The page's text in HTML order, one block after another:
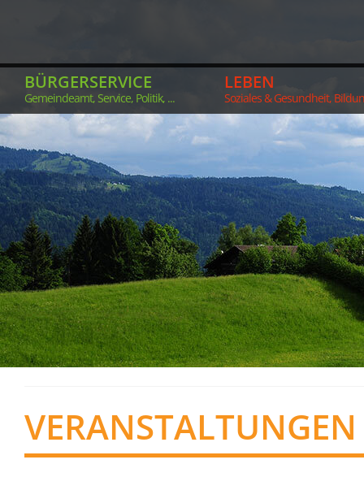
BÜRGERSERVICE
Gemeindeamt, Service, Politik, ...
LEBEN
Soziales & Gesundheit,
VERANSTALTUNGEN